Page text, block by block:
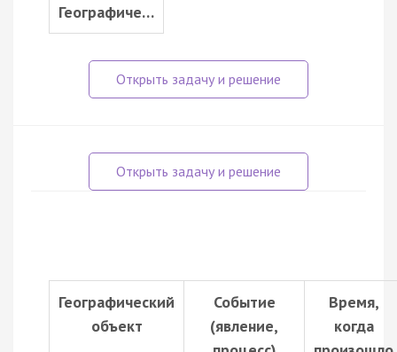
Географиче…
Географический
объект
Событие
(явление,
Время,
когда